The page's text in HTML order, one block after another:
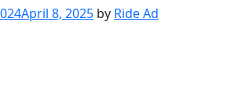
April 8, 2025 by Ride Ad